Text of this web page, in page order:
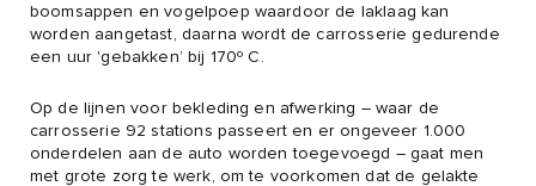
boomsappen en vogelpoep waardoor de laklaag kan
worden aangetast, daarna wordt de carrosserie gedurende
een uur 'gebakken’ bij 170º C.
Op de lijnen voor bekleding en afwerking – waar de
carrosserie 92 stations passeert en er ongeveer 1.000
onderdelen aan de auto worden toegevoegd – gaat men
met grote zorg te werk, om te voorkomen dat de gelakte